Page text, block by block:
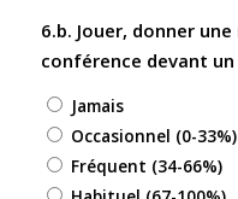
6.b. Jouer, donner
conférence devant
Jamais
Occasionnel (0-33%)
Fréquent (34-66%)